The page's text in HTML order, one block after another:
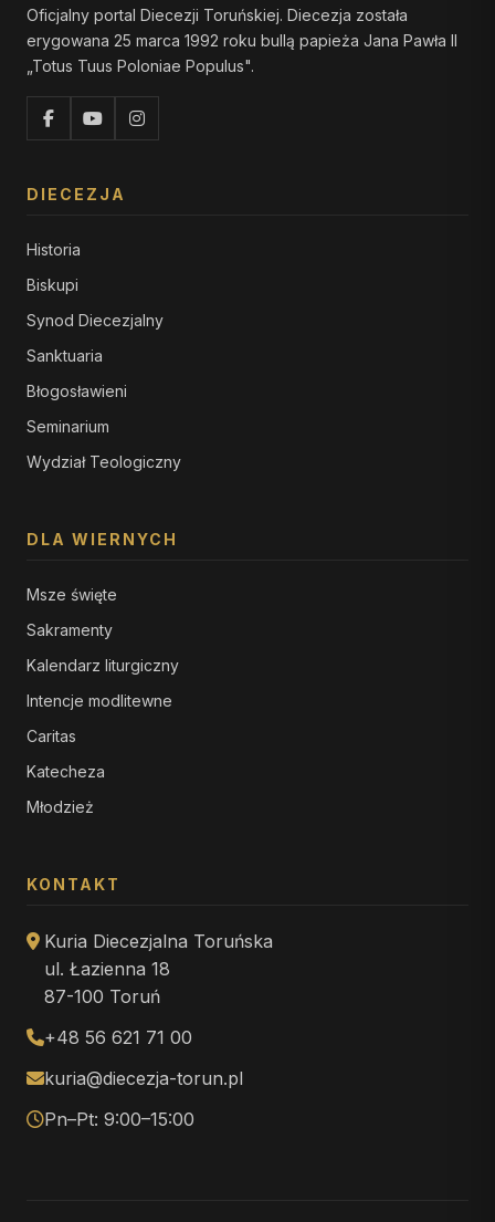
Oficjalny portal Diecezji Toruńskiej. Diecezja została
erygowana 25 marca 1992 roku bullą papieża Jana Pawła II
„Totus Tuus Poloniae Populus".
DIECEZJA
Historia
Biskupi
Synod Diecezjalny
Sanktuaria
Błogosławieni
Seminarium
Wydział Teologiczny
DLA WIERNYCH
Msze święte
Sakramenty
Kalendarz liturgiczny
Intencje modlitewne
Caritas
Katecheza
Młodzież
KONTAKT
Kuria Diecezjalna Toruńska
ul. Łazienna 18
87-100 Toruń
+48 56 621 71 00
kuria@diecezja-torun.pl
Pn–Pt: 9:00–15:00